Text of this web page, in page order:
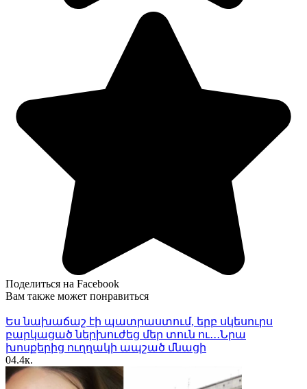
Поделиться на Facebook
Вам также может понравиться
Ես նախաճաշ էի պատրաստում, երբ սկեսուրս
բարկացած ներխուժեց մեր տուն ու․․․Նրա
խոսքերից ուղղակի ապշած մնացի
04.4к.